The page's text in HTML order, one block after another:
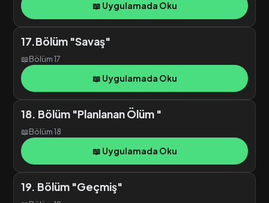
📖 Uygulamada Oku
17.Bölüm "Savaş"
📖Bölüm 17
📖 Uygulamada Oku
18. Bölüm "Planlanan Ölüm "
📖Bölüm 18
📖 Uygulamada Oku
19. Bölüm "Geçmiş"